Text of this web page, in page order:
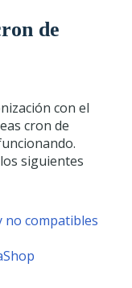
de
con el
cron de
siguientes
no compatibles